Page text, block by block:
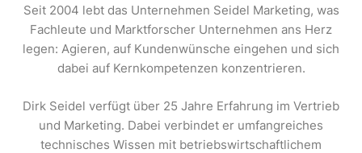
Seit 2004 lebt das Unternehmen Seidel Marketing, was
Fachleute und Marktforscher Unternehmen ans Herz
legen: Agieren, auf Kundenwünsche eingehen und sich
dabei auf Kernkompetenzen konzentrieren.
Dirk Seidel verfügt über 25 Jahre Erfahrung im Vertrieb
und Marketing. Dabei verbindet er umfangreiches
technisches Wissen mit betriebswirtschaftlichem